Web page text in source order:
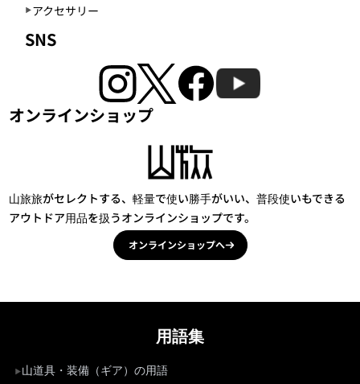
アクセサリー
SNS
オンラインショップ
山旅旅がセレクトする、軽量で使い勝手がいい、普段使いもできる
アウトドア用品を扱うオンラインショップです。
オンラインショップへ
用語集
山道具・装備（ギア）の用語